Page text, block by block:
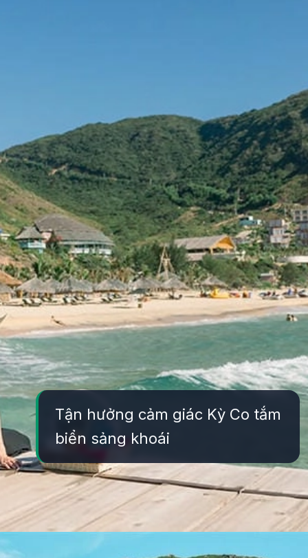
Tận hưởng cảm giác Kỳ Co tắm
biển sảng khoái
https://yeukhoahoc.edu.vn/bai-bien-ky-co